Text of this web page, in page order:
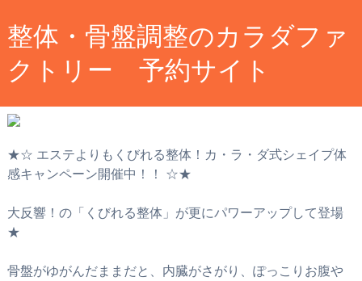
整体・骨盤調整のカラダファ
クトリー 予約サイト
★☆ エステよりもくびれる整体！カ・ラ・ダ式シェイプ体
感キャンペーン開催中！！ ☆★
大反響！の「くびれる整体」が更にパワーアップして登場
★
骨盤がゆがんだままだと、内臓がさがり、ぽっこりお腹や